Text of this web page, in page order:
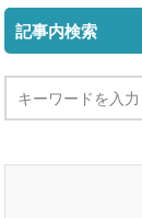
記事内検索